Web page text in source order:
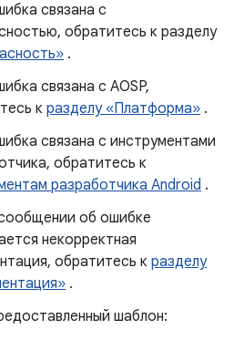
связана с
обратитесь к разделу
.
связана с AOSP,
к разделу «Платформа» .
связана с инструментами
обратитесь к
разработчика Android .
об ошибке
некорректная
обратитесь к разделу
.
шаблон: